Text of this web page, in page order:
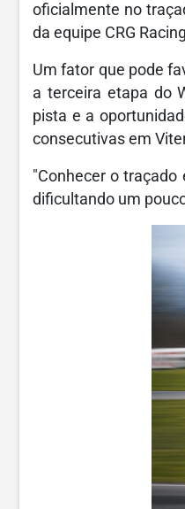
oficialmente no
da equipe CRG
Um fator que pode
a terceira etapa do
pista e a
consecutivas em
"Conhecer o
dificultando um